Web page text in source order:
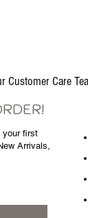
Customer Care
your first
Arrivals,